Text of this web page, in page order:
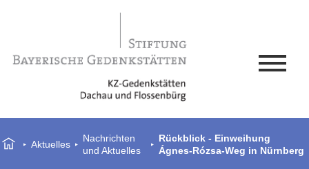
Aktuelles
Nachrichten
und Aktuelles
Rückblick - Einweihung
Ágnes-Rózsa-Weg in Nürnberg